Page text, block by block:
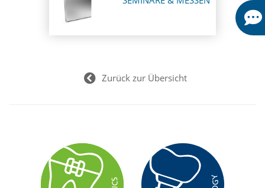
Zurück zur Übersicht